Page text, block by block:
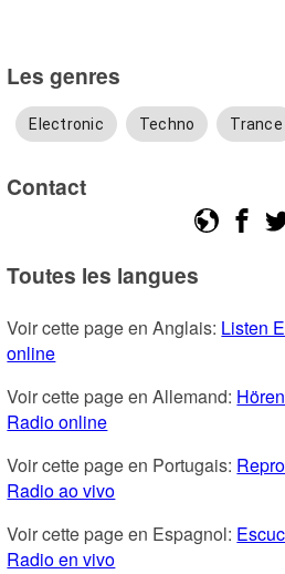
Les genres
Electronic Techno Trance
Contact
Toutes les langues
Voir cette page en Anglais: Listen
online
Voir cette page en Allemand:
Radio online
Voir cette page en Portugais:
Radio ao vivo
Voir cette page en Espagnol:
Radio en vivo